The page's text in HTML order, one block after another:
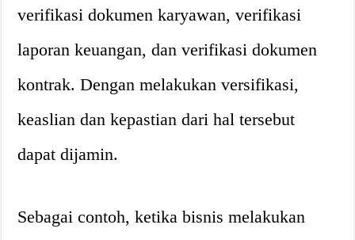
verifikasi dokumen karyawan, verifikasi
laporan keuangan, dan verifikasi dokumen
kontrak. Dengan melakukan versifikasi,
keaslian dan kepastian dari hal tersebut
dapat dijamin.
Sebagai contoh, ketika bisnis melakukan